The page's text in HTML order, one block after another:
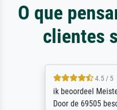
O que
clientes
4.5 / 5
ik beoordeel
Door de 69505